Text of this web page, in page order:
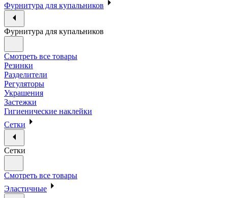
Фурнитура для купальников
Фурнитура для купальников
Смотреть все товары
Резинки
Разделители
Регуляторы
Украшения
Застежки
Гигиенические наклейки
Сетки
Сетки
Смотреть все товары
Эластичные